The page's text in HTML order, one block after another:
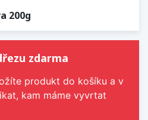
200g
zdarma
produkt do košíku a v
kam máme vyvrtat